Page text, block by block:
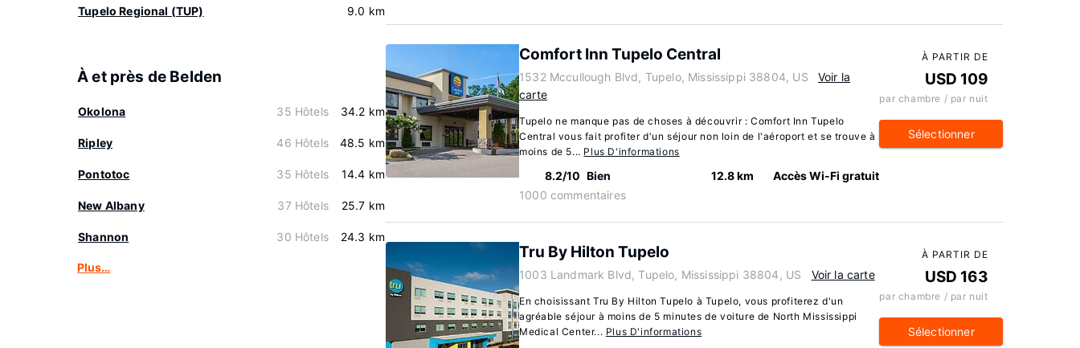
Tupelo Regional (TUP) 9.0 km
À et près de Belden
Okolona 35 Hôtels 34.2 km
Ripley 46 Hôtels 48.5 km
Pontotoc 35 Hôtels 14.4 km
New Albany 37 Hôtels 25.7 km
Shannon 30 Hôtels 24.3 km
Plus…
Comfort Inn Tupelo Central
1532 Mccullough Blvd, Tupelo, Mississippi 38804, US
Voir la
carte
Tupelo ne manque pas de choses à découvrir : Comfort Inn Tupelo
Central vous fait profiter d'un séjour non loin de l'aéroport et se trouve à
moins de 5... Plus D'informations
8.2/10 Bien
1000 commentaires
12.8 km Accès Wi-Fi gratuit
À PARTIR DE
USD 109
par chambre / par nuit
Sélectionner
Tru By Hilton Tupelo
1003 Landmark Blvd, Tupelo, Mississippi 38804, US Voir la carte
En choisissant Tru By Hilton Tupelo à Tupelo, vous profiterez d'un
agréable séjour à moins de 5 minutes de voiture de North Mississippi
Medical Center... Plus D'informations
À PARTIR DE
USD 163
par chambre / par nuit
Sélectionner